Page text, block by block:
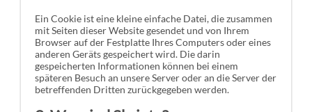
Ein Cookie ist eine kleine einfache Datei, die zusammen
mit Seiten dieser Website gesendet und von Ihrem
Browser auf der Festplatte Ihres Computers oder eines
anderen Geräts gespeichert wird. Die darin
gespeicherten Informationen können bei einem
späteren Besuch an unsere Server oder an die Server der
betreffenden Dritten zurückgegeben werden.